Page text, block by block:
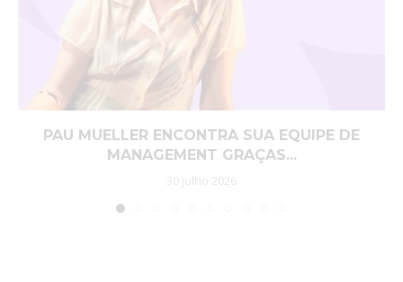
PAU MUELLER ENCONTRA SUA EQUIPE DE
MANAGEMENT GRAÇAS...
30 julho 2026